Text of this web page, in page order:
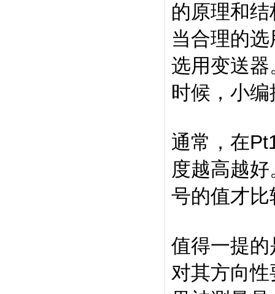
的原理和
当合理的
选用变送
时候，小
通常，在
度越高越
号的值才
值得一提
对其方向